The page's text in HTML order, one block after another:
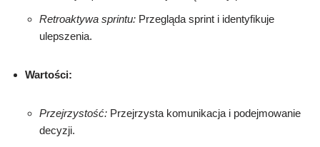
Retroaktywa sprintu: Przegląda sprint i identyfikuje
ulepszenia.
Wartości:
Przejrzystość: Przejrzysta komunikacja i podejmowanie
decyzji.